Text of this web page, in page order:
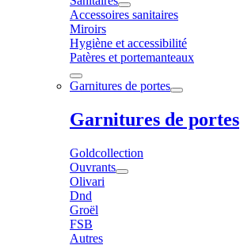
Accessoires sanitaires
Miroirs
Hygiène et accessibilité
Patères et portemanteaux
Garnitures de portes
Garnitures de portes
Goldcollection
Ouvrants
Olivari
Dnd
Groël
FSB
Autres